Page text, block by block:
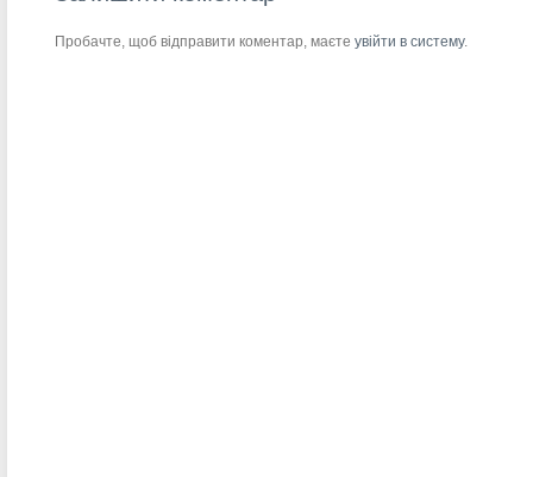
Пробачте, щоб відправити коментар, маєте увійти в систему.